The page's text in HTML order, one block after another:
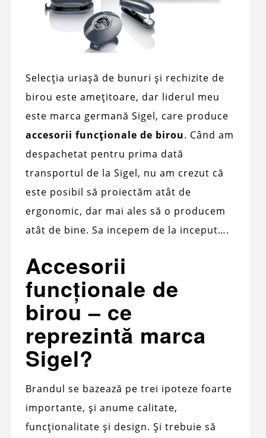
Selecția uriașă de bunuri și rechizite de
birou este amețitoare, dar liderul meu
este marca germană Sigel, care produce
accesorii funcționale de birou. Când am
despachetat pentru prima dată
transportul de la Sigel, nu am crezut că
este posibil să proiectăm atât de
ergonomic, dar mai ales să o producem
atât de bine. Sa incepem de la inceput….
Accesorii
funcționale de
birou – ce
reprezintă marca
Sigel?
Brandul se bazează pe trei ipoteze foarte
importante, și anume calitate,
funcționalitate și design. Și trebuie să